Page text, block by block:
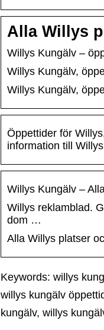
Alla Willys
Willys Kungälv –
Willys Kungälv,
Willys Kungälv,
Öppettider för
information till
Willys Kungälv –
Willys reklamblad.
dom …
Alla Willys platser
Keywords: willys
willys kungälv
kungälv, willys